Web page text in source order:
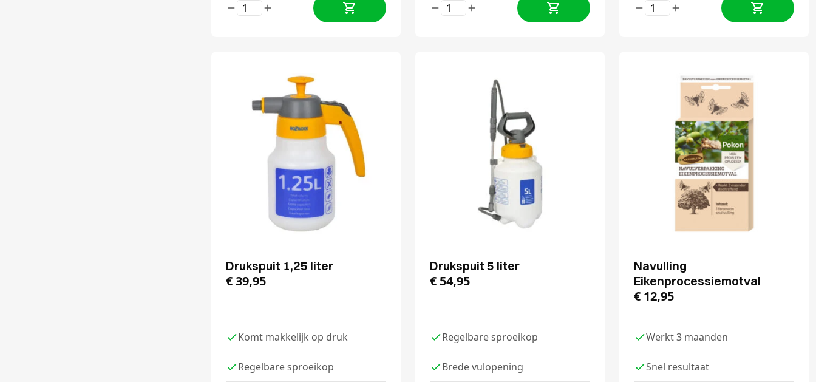
Drukspuit 1,25 liter
€39,95
Komt makkelijk op druk
Regelbare sproeikop
Drukspuit 5 liter
€ 54,95
Regelbare sproeikop
Brede vulopening
Navulling
Eikenprocessiemotval
€ 12,95
Werkt 3 maanden
Snel resultaat